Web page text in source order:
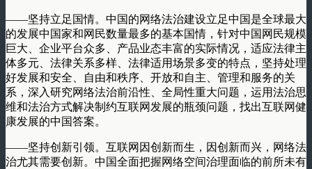
——坚持立足国情。中国的网络法治建设立足中国是全球最大
的发展中国家和网民数量最多的基本国情，针对中国网民规模
巨大、企业平台众多、产品业态丰富的实际情况，适应法律主
体多元、法律关系多样、法律适用场景多变的特点，坚持处理
好发展和安全、自由和秩序、开放和自主、管理和服务的关
系，深入研究网络法治前沿性、全局性重大问题，运用法治思
维和法治方式解决制约互联网发展的瓶颈问题，找出互联网健
康发展的中国答案。
——坚持创新引领。互联网因创新而生，因创新而兴，网络法
治尤其需要创新。中国全面把握网络空间治理面临的前所未有